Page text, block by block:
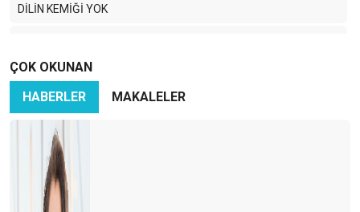
DİLİN KEMİĞİ YOK
MEVLANA ÇAĞIRIYOR
SEVGi EMEK iSTERMiŞ…
BAŞIM GÖZÜM ÜSTÜNE… DİYARBAKIR.
BIHTIH YA BIHTIH..!
TURİZMDE ANKARA
ÇOK OKUNAN
HABERLER
MAKALELER